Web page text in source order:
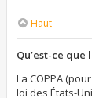
Haut
Qu’est-ce que
La COPPA
loi des États-